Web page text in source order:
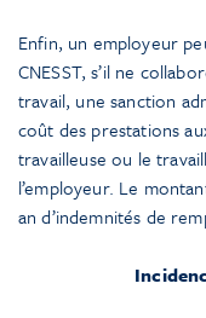
Enfin, un employeur
CNESST, s’il ne
travail, une sanction
coût des prestations
travailleuse ou le
l’employeur. Le
an d’indemnités de